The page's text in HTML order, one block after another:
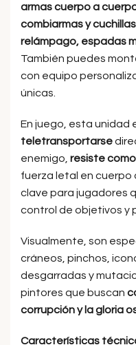
armas cuerpo a
combiarmas y
relámpago, espadas
También puedes
con equipo
únicas.
En juego, esta unidad
teletransportarse
enemigo, resiste
fuerza letal en cuerpo
clave para jugadores
control de objetivos y
Visualmente, son
cráneos, pinchos,
desgarradas y
pintores que buscan
corrupción y la gloria
Características